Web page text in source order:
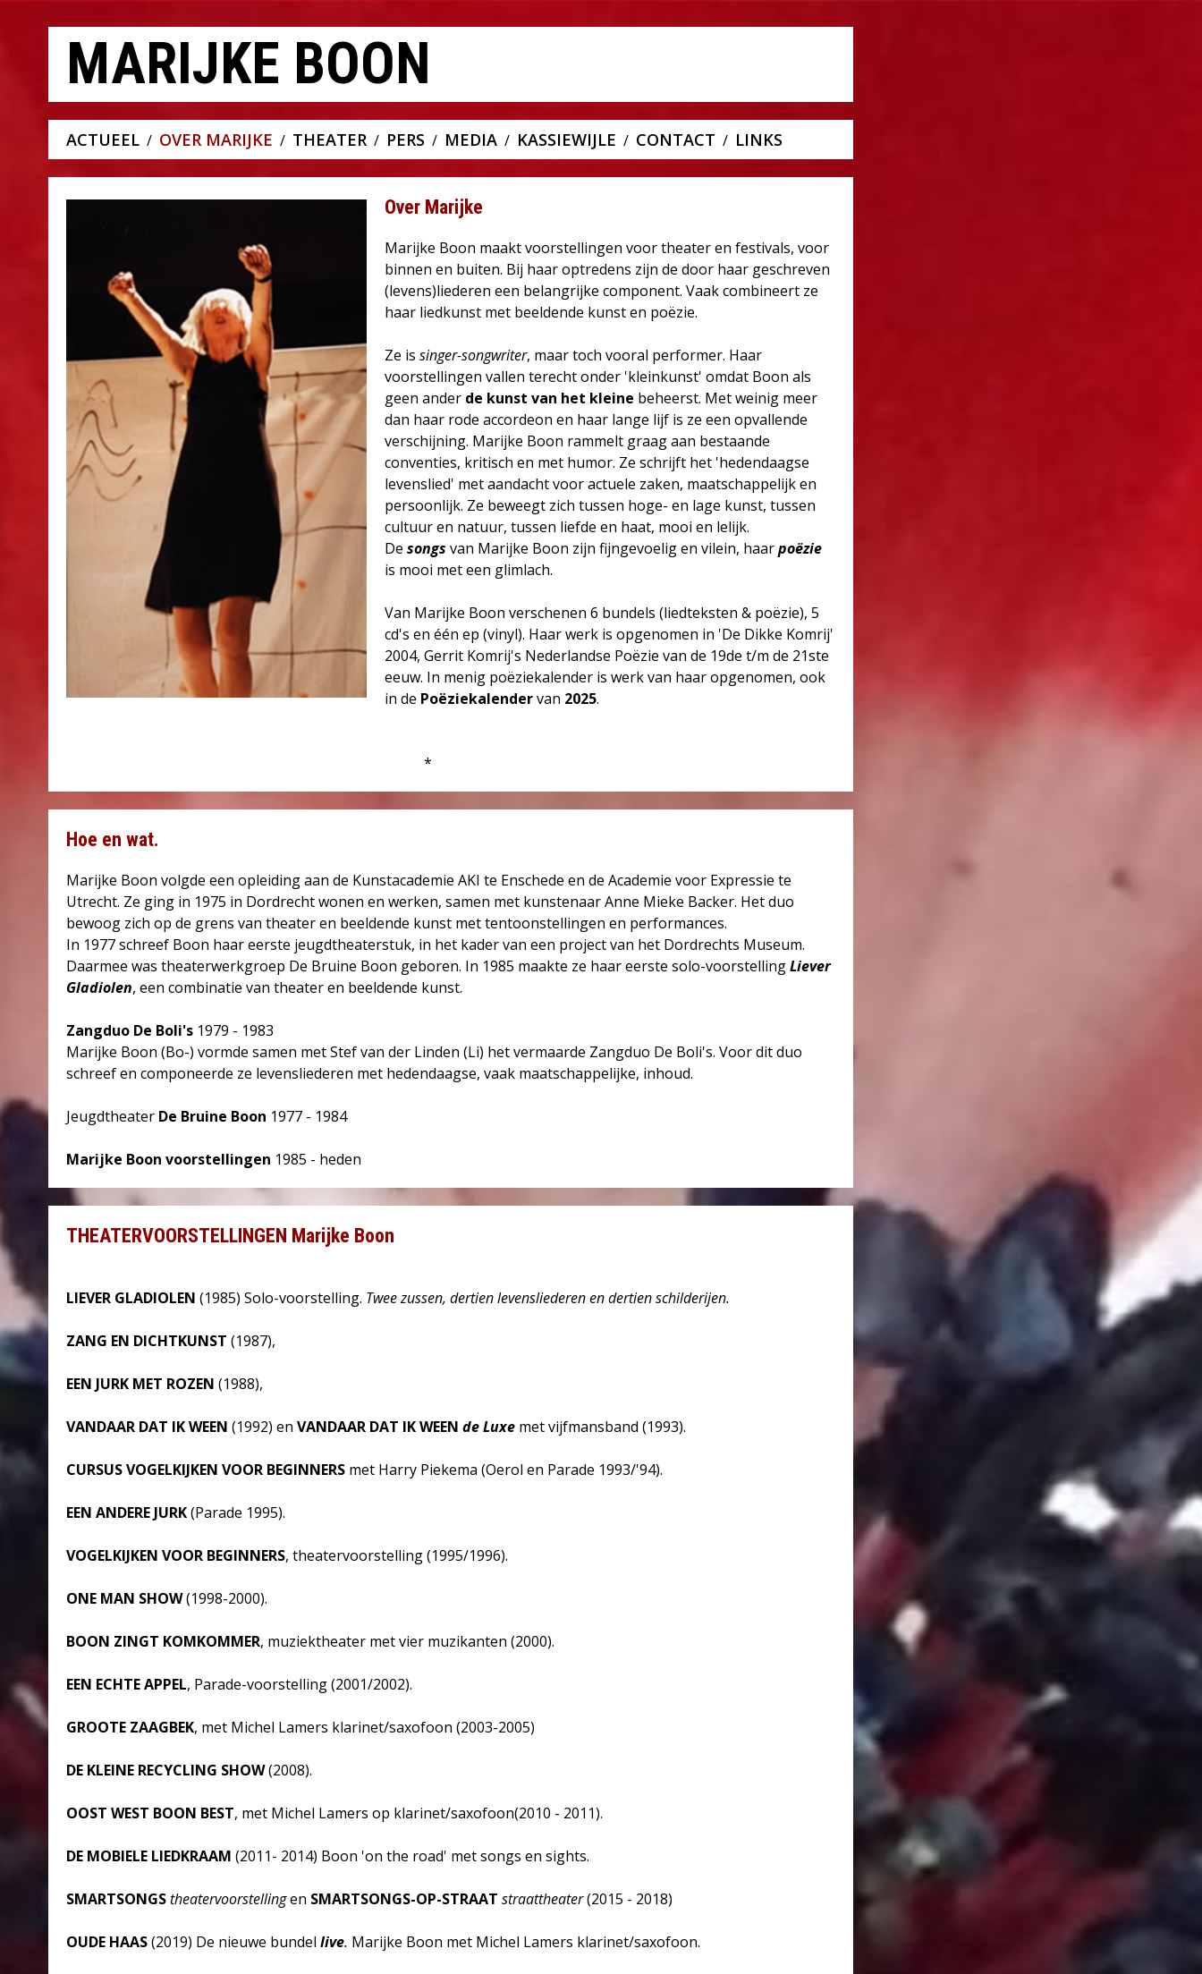
MARIJKE BOON
ACTUEEL OVER MARIJKE THEATER PERS MEDIA KASSIEWIJLE CONTACT LINKS
Over Marijke
Marijke Boon maakt voorstellingen voor theater en festivals, voor
binnen en buiten. Bij haar optredens zijn de door haar geschreven
(levens)liederen een belangrijke component. Vaak combineert ze
haar liedkunst met beeldende kunst en poëzie.
Ze is singer-songwriter, maar toch vooral performer. Haar
voorstellingen vallen terecht onder 'kleinkunst' omdat Boon als
geen ander de kunst van het kleine beheerst. Met weinig meer
dan haar rode accordeon en haar lange lijf is ze een opvallende
verschijning. Marijke Boon rammelt graag aan bestaande
conventies, kritisch en met humor. Ze schrijft het 'hedendaagse
levenslied' met aandacht voor actuele zaken, maatschappelijk en
persoonlijk. Ze beweegt zich tussen hoge- en lage kunst, tussen
cultuur en natuur, tussen liefde en haat, mooi en lelijk.
De songs van Marijke Boon zijn fijngevoelig en vilein, haarpoëzie
is mooi met een glimlach.
Van Marijke Boon verschenen 6 bundels (liedteksten & poëzie), 5
cd's en één ep (vinyl). Haar werk is opgenomen in 'De Dikke Komrij'
2004, Gerrit Komrij's Nederlandse Poëzie van de 19de t/m de 21ste
eeuw. In menig poëziekalender is werk van haar opgenomen, ook
in de Poëziekalendervan 2025.
*
Hoe en wat.
Marijke Boon volgde een opleiding aan de Kunstacademie AKI te Enschede en de Academie voor Expressie te
Utrecht. Ze ging in 1975 in Dordrecht wonen en werken, samen met kunstenaar Anne Mieke Backer. Het duo
bewoog zich op de grens van theater en beeldende kunst met tentoonstellingen en performances.
In 1977 schreef Boon haar eerste jeugdtheaterstuk, in het kader van een project van het Dordrechts Museum.
Daarmee was theaterwerkgroep De Bruine Boon geboren. In 1985 maakte ze haar eerste solo-voorstellingLiever
Gladiolen, een combinatie van theater en beeldende kunst.
Zangduo De Boli's 1979 - 1983
Marijke Boon (Bo-) vormde samen met Stef van der Linden (Li) het vermaarde Zangduo De Boli's. Voor dit duo
schreef en componeerde ze levensliederen met hedendaagse, vaak maatschappelijke, inhoud.
Jeugdtheater De Bruine Boon 1977 - 1984
Marijke Boon voorstellingen 1985 - heden
THEATERVOORSTELLINGEN Marijke Boon
LIEVER GLADIOLEN (1985) Solo-voorstelling. Twee zussen, dertien levensliederen en dertien schilderijen.
ZANG EN DICHTKUNST (1987),
EEN JURK MET ROZEN (1988),
VANDAAR DAT IK WEEN (1992) en VANDAAR DAT IK WEEN de Luxe met vijfmansband (1993).
CURSUS VOGELKIJKEN VOOR BEGINNERSmet Harry Piekema (Oerol en Parade 1993/'94).
EEN ANDERE JURK(Parade 1995).
VOGELKIJKEN VOOR BEGINNERS, theatervoorstelling (1995/1996).
ONE MAN SHOW(1998-2000).
BOON ZINGT KOMKOMMER, muziektheater met vier muzikanten (2000).
EEN ECHTE APPEL, Parade-voorstelling (2001/2002).
GROOTE ZAAGBEK, met Michel Lamers klarinet/saxofoon (2003-2005)
DE KLEINE RECYCLING SHOW(2008).
OOST WEST BOON BEST, met Michel Lamers op klarinet/saxofoon(2010 - 2011).
DE MOBIELE LIEDKRAAM (2011- 2014) Boon 'on the road' met songs en sights.
SMARTSONGStheatervoorstellingen SMARTSONGS-OP-STRAAT straattheater(2015 - 2018)
OUDE HAAS(2019) De nieuwe bundel live. Marijke Boon met Michel Lamers klarinet/saxofoon.